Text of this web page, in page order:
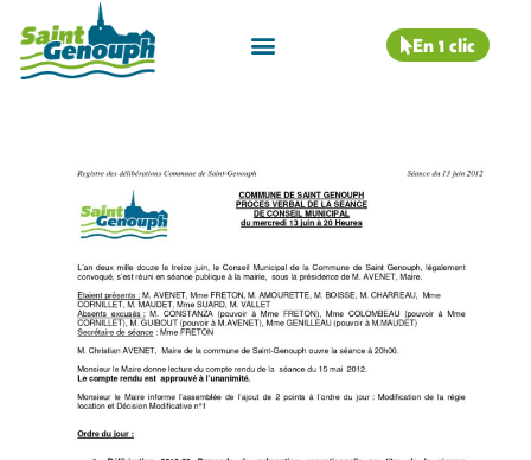
En 1 clic